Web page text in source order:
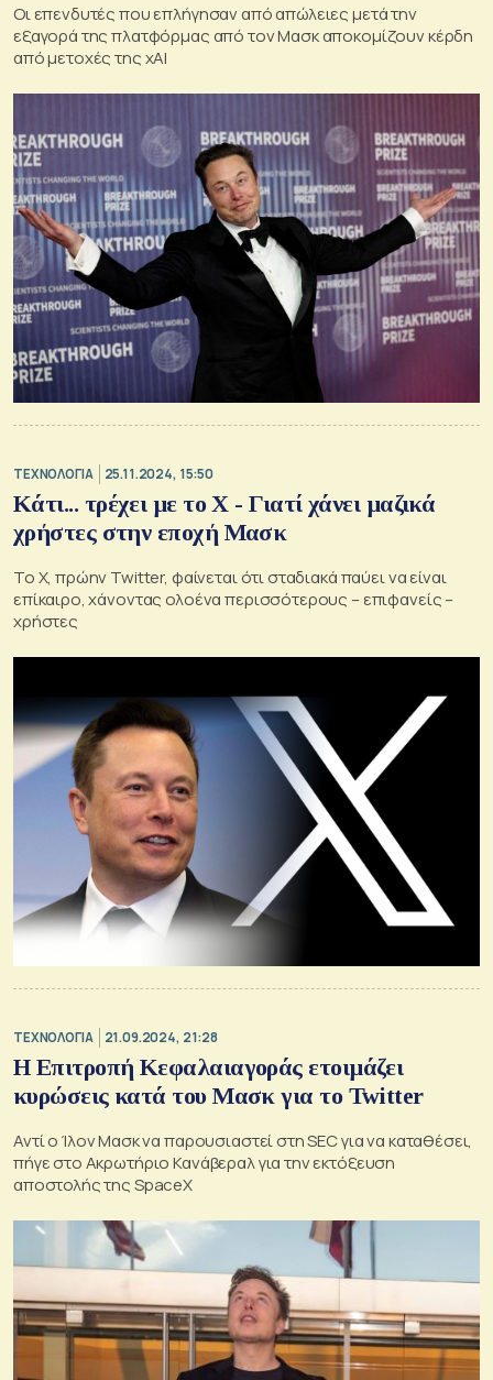
Οι επενδυτές που επλήγησαν από απώλειες μετά την
εξαγορά της πλατφόρμας από τον Μασκ αποκομίζουν κέρδη
από μετοχές της xAI
ΤΕΧΝΟΛΟΓΙΑ 25.11.2024, 15:50
Κάτι... τρέχει με το Χ - Γιατί χάνει μαζικά
χρήστες στην εποχή Μασκ
Το Χ, πρώην Twitter, φαίνεται ότι σταδιακά παύει να είναι
επίκαιρο, χάνοντας ολοένα περισσότερους – επιφανείς –
χρήστες
ΤΕΧΝΟΛΟΓΙΑ 21.09.2024, 21:28
Η Επιτροπή Κεφαλαιαγοράς ετοιμάζει
κυρώσεις κατά του Μασκ για το Twitter
Αντί ο Ίλον Μασκ να παρουσιαστεί στη SEC για να καταθέσει,
πήγε στο Ακρωτήριο Κανάβεραλ για την εκτόξευση
αποστολής της SpaceX